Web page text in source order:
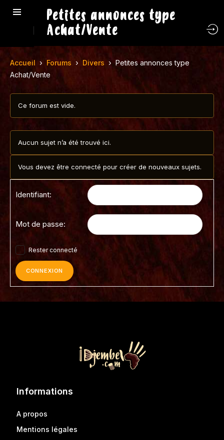
Petites annonces type
Achat/Vente
Accueil › Forums › Divers › Petites annonces type
Achat/Vente
Ce forum est vide.
Aucun sujet n’a été trouvé ici.
Vous devez être connecté pour créer de nouveaux sujets.
Identifiant:
Mot de passe:
Rester connecté
CONNEXION
Informations
A propos
Mentions légales